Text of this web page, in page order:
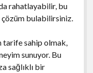
rahatlayabilir, bu
çözüm bulabilirsiniz.
tarife sahip olmak,
sunuyor. Bu
sağlıklı bir